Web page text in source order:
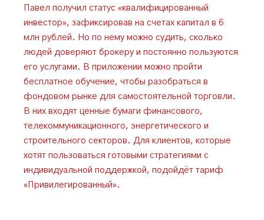
Павел получил статус «квалифицированный
инвестор», зафиксировав на счетах капитал в 6
млн рублей. Но по нему можно судить, сколько
людей доверяют брокеру и постоянно пользуются
его услугами. В приложении можно пройти
бесплатное обучение, чтобы разобраться в
фондовом рынке для самостоятельной торговли.
В них входят ценные бумаги финансового,
телекоммуникационного, энергетического и
строительного секторов. Для клиентов, которые
хотят пользоваться готовыми стратегиями с
индивидуальной поддержкой, подойдёт тариф
«Привилегированный».